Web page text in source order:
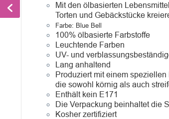
Mit den ölbasierten
Torten und Gebäckstücke
Farbe: Blue Bell
100% ölbasierte Farbstoffe
Leuchtende Farben
UV- und
Lang anhaltend
Produziert mit einem
die sowohl körnig als auch
Enthält kein E171
Die Verpackung beinhaltet die
Kosher zertifiziert